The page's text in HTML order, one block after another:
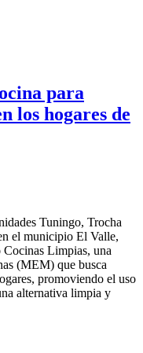
para
los hogares de
Tuningo, Trocha
el municipio El Valle,
Limpias, una
(MEM) que busca
promoviendo el uso
alternativa limpia y